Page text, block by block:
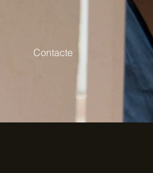
Contacte